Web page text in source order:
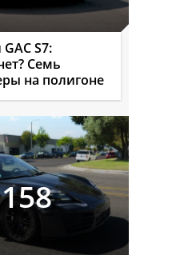
S7:
Семь
на полигоне
158